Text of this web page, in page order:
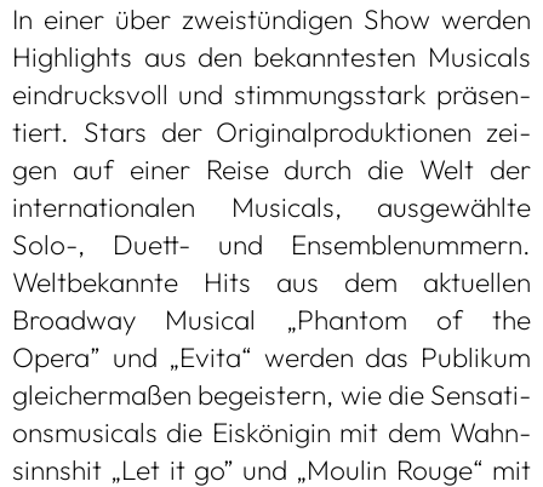
In einer über zwei­stün­di­gen Show wer­den
High­lights aus den bekann­tes­ten Musi­cals
ein­drucks­voll und stim­mungs­stark prä­sen­
tiert. Stars der Ori­gi­nal­pro­duk­tio­nen zei­
gen auf einer Reise durch die Welt der
inter­na­tio­na­len Musi­cals, aus­ge­wählte
Solo-, Duett- und Ensem­ble­num­mern.
Welt­be­kannte Hits aus dem aktu­el­len
Broad­way Musi­cal „Phan­tom of the
Opera” und „Evita“ wer­den das Publi­kum
glei­cher­ma­ßen begeis­tern, wie die Sen­sa­ti­
ons­mu­si­cals die Eis­kö­ni­gin mit dem Wahn­
sinns­hit „Let it go” und „Moulin Rouge“ mit